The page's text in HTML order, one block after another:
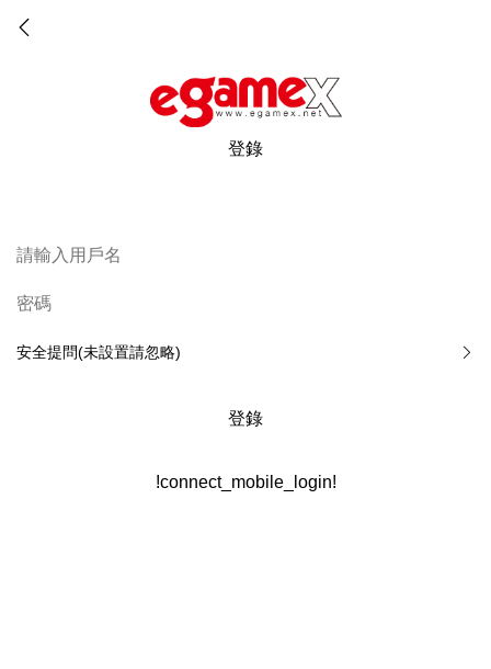
登錄
安全提問(未設置請忽略)
登錄
!connect_mobile_login!